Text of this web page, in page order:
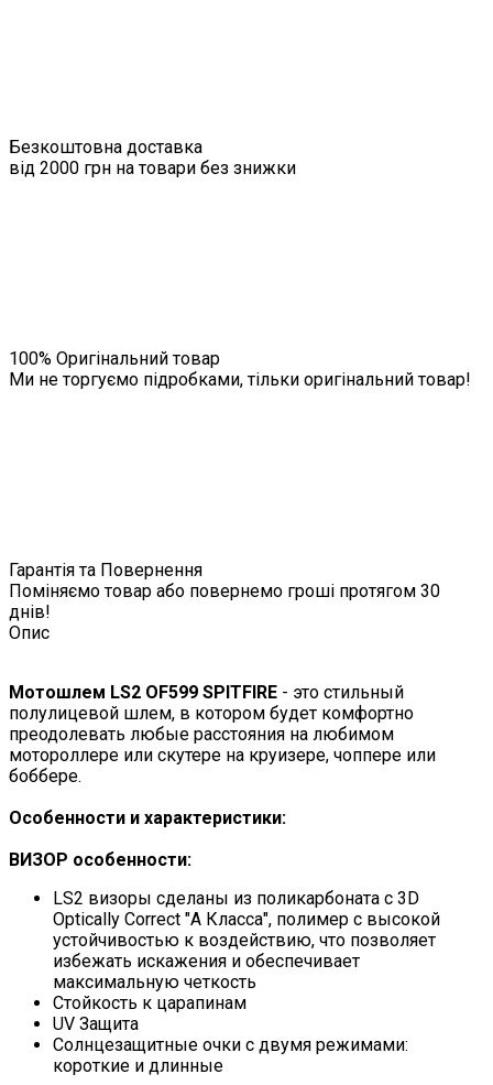
Безкоштовна доставка
від 2000 грн на товари без знижки
100% Оригінальний товар
Ми не торгуємо підробками, тільки оригінальний товар!
Гарантія та Повернення
Поміняємо товар або повернемо гроші протягом 30
днів!
Опис
Мотошлем LS2 OF599 SPITFIRE - это стильный
полулицевой шлем, в котором будет комфортно
преодолевать любые расстояния на любимом
мотороллере или скутере на круизере, чоппере или
боббере.
Особенности и характеристики:
ВИЗОР особенности:
LS2 визоры сделаны из поликарбоната с 3D
Optically Correct "А Класса", полимер с высокой
устойчивостью к воздействию, что позволяет
избежать искажения и обеспечивает
максимальную четкость
Стойкость к царапинам
UV Защита
Солнцезащитные очки с двумя режимами:
короткие и длинные